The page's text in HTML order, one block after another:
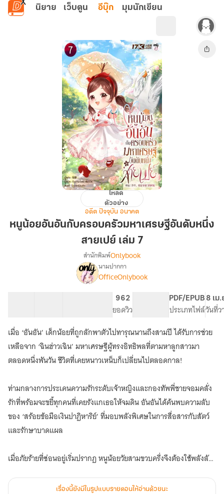
ข้ามไปยังเนื้อหาหลัก
นิยาย เว็บตูน อีบุ๊ก มุมนักเขียน
อัน
ครอบครัว
มหา
เศรษฐี
อันดับ
สาย
เปย์
เล่ม
7
โหลด
ตัวอย่าง
อดีต ปัจจุบัน อนาคต
หนูน้อยอันอันกับครอบครัวมหาเศรษฐีอันดับหนึ่ง
สายเปย์ เล่ม 7
เรื่อง[จบ]
หนู
น้อย
อัน
อัน
กับ
ครอบครัว
มหา
เศรษฐี
อันดับ
สาย
เปย์
สำนักพิมพ์Onlybook
นามปากกา
OfficeOnlybook
962
ยอดวิว
PDF/EPUB
ประเภทไฟล์
8 เม
วันที่ว
เมื่อ ‘อันอัน’ เด็กน้อยที่ถูกลักพาตัวไปทารุณนานถึงสามปี ได้รับการช่วย
เหลือจาก ‘ฉินฮ่าวเฉิน’ มหาเศรษฐีผู้ทรงอิทธิพลที่ตามหาลูกสาวมา
ตลอดหนึ่งพันวัน ชีวิตที่เคยหนาวเหน็บก็เปลี่ยนไปตลอดกาล!
ท่ามกลางการประเคนความรักระดับเจ้าหญิงและกองทัพพี่ชายจอมคลั่ง
รักที่พร้อมจะขยี้ทุกคนที่เคยรังแกเธอให้จมดิน อันอันได้ค้นพบความลับ
ของ ‘สร้อยข้อมือเงินปาฏิหาริย์’ ที่มอบพลังพิเศษในการสื่อสารกับสัตว์
และรักษาบาดแผล
เมื่อภัยร้ายที่ซ่อนอยู่เริ่มปรากฏ หนูน้อยวัยสามขวบครึ่งจึงต้องใช้พลังลับ
เดียว!
เรื่องนี้ยังมีในรูปแบบรายตอนให้อ่านด้วยนะ